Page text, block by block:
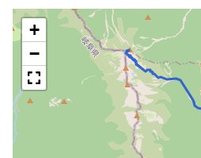
+
−